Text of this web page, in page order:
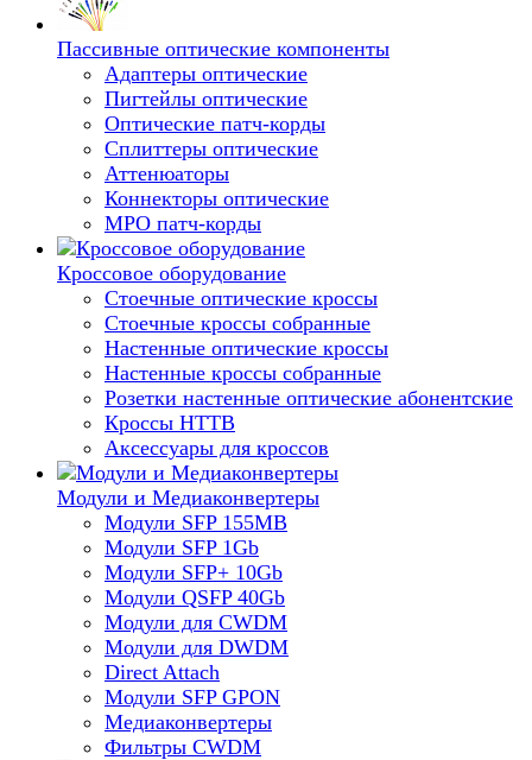
Пассивные оптические компоненты
Адаптеры оптические
Пигтейлы оптические
Оптические патч-корды
Сплиттеры оптические
Аттенюаторы
Коннекторы оптические
MPO патч-корды
Кроссовое оборудование
Стоечные оптические кроссы
Стоечные кроссы собранные
Настенные оптические кроссы
Настенные кроссы собранные
Розетки настенные оптические абонентские
Кроссы HTTB
Аксессуары для кроссов
Модули и Медиаконвертеры
Модули SFP 155MB
Модули SFP 1Gb
Модули SFP+ 10Gb
Модули QSFP 40Gb
Модули для CWDM
Модули для DWDM
Direct Attach
Модули SFP GPON
Медиаконвертеры
Фильтры CWDM